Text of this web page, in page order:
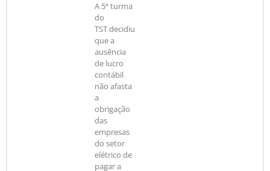
A 5ª turma
do
TST decidiu
que a
ausência
de lucro
contábil
não afasta
a
obrigação
das
empresas
do setor
elétrico de
pagar a